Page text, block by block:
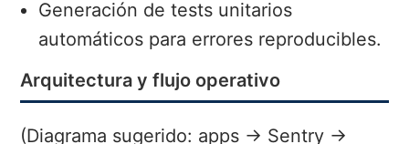
Generación de tests unitarios
automáticos para errores reproducibles.
Arquitectura y flujo operativo
(Diagrama sugerido: apps → Sentry →